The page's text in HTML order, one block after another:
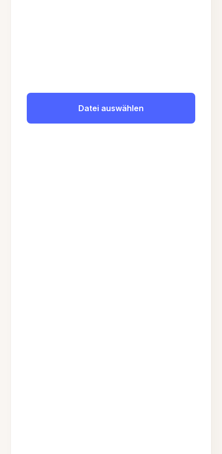
Datei auswählen